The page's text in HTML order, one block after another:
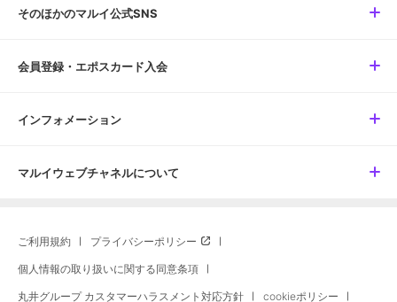
そのほかのマルイ公式SNS
会員登録・エポスカード入会
インフォメーション
マルイウェブチャネルについて
ご利用規約 プライバシーポリシー
個人情報の取り扱いに関する同意条項
丸井グループ カスタマーハラスメント対応方針 cookieポリシー